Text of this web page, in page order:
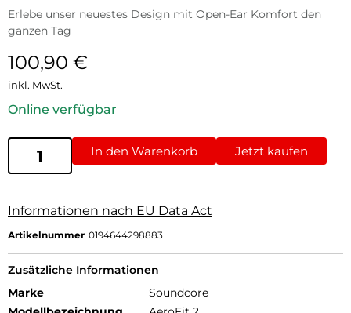
Erlebe unser neuestes Design mit Open-Ear Komfort den
ganzen Tag
100,90 €
inkl. MwSt.
Online verfügbar
In den Warenkorb Jetzt kaufen
Informationen nach EU Data Act
Artikelnummer 0194644298883
Zusätzliche Informationen
Marke
Soundcore